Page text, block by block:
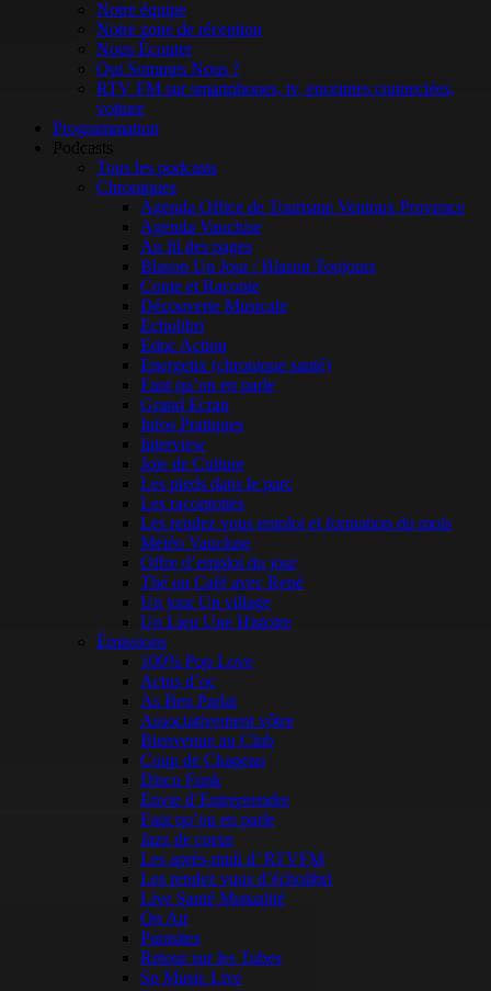
Notre équipe
Notre zone de réception
Nous Écouter
Qui Sommes Nous ?
RTV FM sur smartphones, tv, enceintes connectées,
voiture
Programmation
Podcasts
Tous les podcasts
Chroniques
Agenda Office de Tourisme Ventoux Provence
Agenda Vaucluse
Au fil des pages
Blason Un Jour / Blason Toujours
Conte et Raconte
Découverte Musicale
Echolibri
Educ Action
Energetix (chronique santé)
Faut qu’on en parle
Grand Ecran
Infos Pratiques
Interview
Joie de Culture
Les pieds dans le parc
Les racontottes
Les rendez vous emploi et formation du mois
Météo Vaucluse
Offre d’emploi du jour
Thé ou Café avec René
Un jour Un village
Un Lieu Une Histoire
Émissions
100% Pop Love
Actus d’oc
As Ben Parlat
Associativement vôtre
Bienvenue au Club
Coup de Chapeau
Disco Funk
Envie d’Entreprendre
Faut qu’on en parle
Jazz de coeur
Les après-midi d’ RTVFM
Les rendez vous d’écholibri
Live Santé Mutualité
On Air
Parasites
Retour sur les Tubes
So Music Live